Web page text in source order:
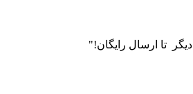
دیگر تا ارسال رایگان!"